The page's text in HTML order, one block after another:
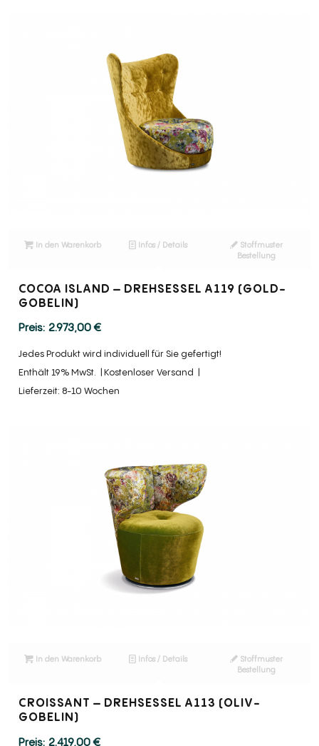
In den Warenkorb Infos / Details
Stoffmuster
Bestellung
COCOA ISLAND – DREHSESSEL A119 (GOLD-
GOBELIN)
2.973,00€
Jedes Produkt wird individuell für Sie gefertigt!
Enthält 19% MwSt.
Kostenloser Versand
Lieferzeit: 8-10 Wochen
In den Warenkorb Infos / Details
Stoffmuster
Bestellung
CROISSANT – DREHSESSEL A113 (OLIV-
GOBELIN)
2.419,00€